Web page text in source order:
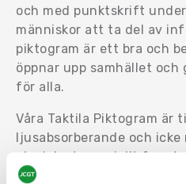
och med punktskrift
människor att ta del av
piktogram är ett bra och
öppnar upp samhället
för alla.
Våra Taktila Piktogram är
ljusabsorberande och
akrylplast, speciellt
läsbarheten. Materialet